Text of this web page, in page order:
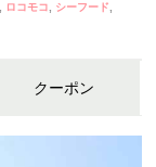
ロコモコ
シーフード
クーポン